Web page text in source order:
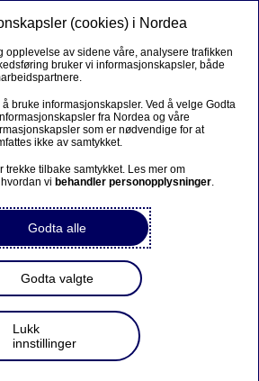
(cookies) i Nordea
opplevelse av sidene våre, analysere trafikken
bruker vi informasjonskapsler, både
bruke informasjonskapsler. Ved å velge Godta
fra Nordea og våre
som er nødvendige for at
ikke av samtykket.
trekke tilbake samtykket. Les mer om
vi behandler personopplysninger.
Godta alle
Godta valgte
Lukk
innstillinger